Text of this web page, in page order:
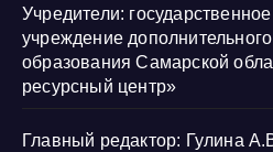
Учредители:
учреждение
образования Самарской
ресурсный центр»
Главный редактор: Гулина